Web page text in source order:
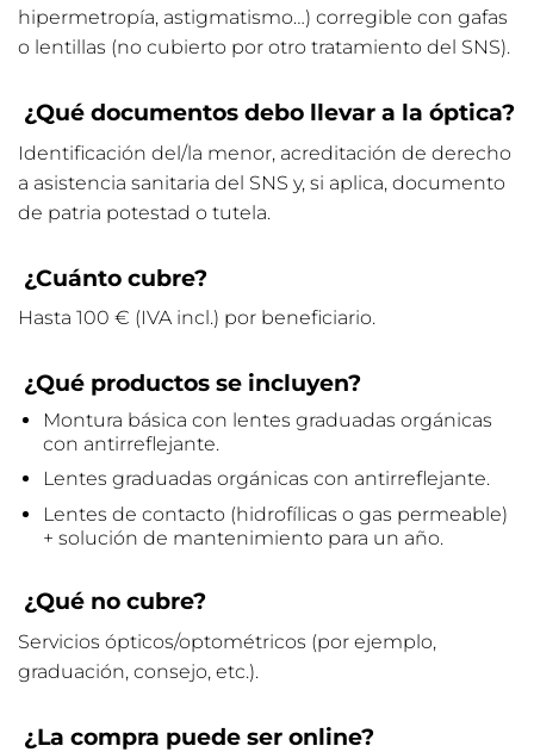
hipermetropía, astigmatismo…) corregible con gafas
o lentillas (no cubierto por otro tratamiento del SNS).
¿Qué documentos debo llevar a la óptica?
Identificación del/la menor, acreditación de derecho
a asistencia sanitaria del SNS y, si aplica, documento
de patria potestad o tutela.
¿Cuánto cubre?
Hasta 100 € (IVA incl.) por beneficiario.
¿Qué productos se incluyen?
Montura básica con lentes graduadas orgánicas
con antirreflejante.
Lentes graduadas orgánicas con antirreflejante.
Lentes de contacto (hidrofílicas o gas permeable)
+ solución de mantenimiento para un año.
¿Qué no cubre?
Servicios ópticos/optométricos (por ejemplo,
graduación, consejo, etc.).
¿La compra puede ser online?